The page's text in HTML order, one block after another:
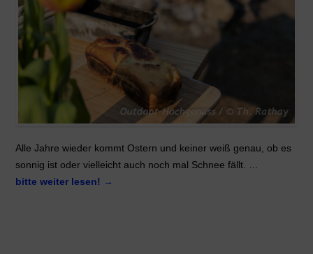
Alle Jahre wieder kommt Ostern und keiner weiß genau, ob es
sonnig ist oder vielleicht auch noch mal Schnee fällt. …
bitte weiter lesen! →